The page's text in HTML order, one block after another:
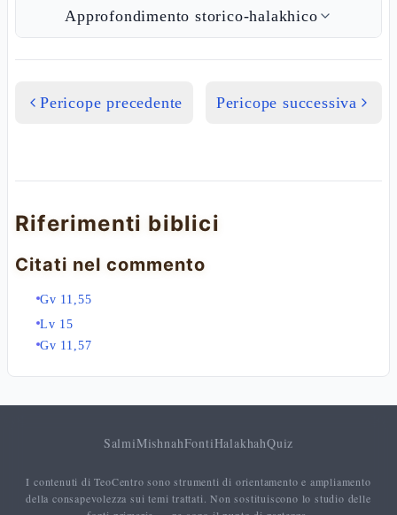
Approfondimento storico-halakhico
Pericope precedente Pericope successiva
Riferimenti biblici
Citati nel commento
Gv 11,55
Lv 15
Gv 11,57
SalmiMishnahFontiHalakhahQuiz
I contenuti di TeoCentro sono strumenti di orientamento e ampliamento
della consapevolezza sui temi trattati. Non sostituiscono lo studio delle